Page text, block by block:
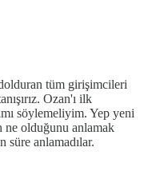
tüm girişimcileri
Ozan'ı ilk
söylemeliyim. Yep yeni
ne olduğunu anlamak
süre anlamadılar.